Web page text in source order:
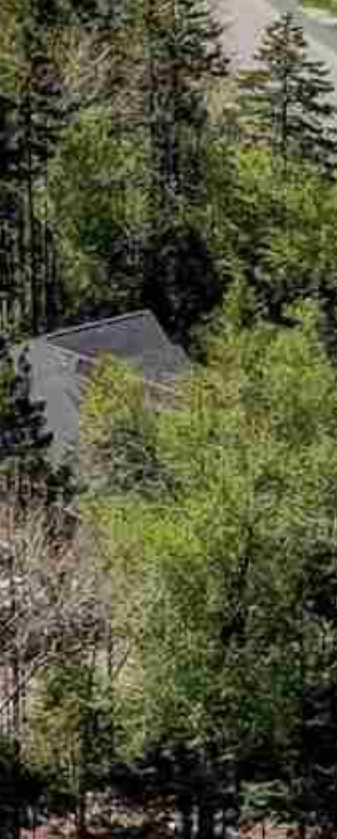



















































